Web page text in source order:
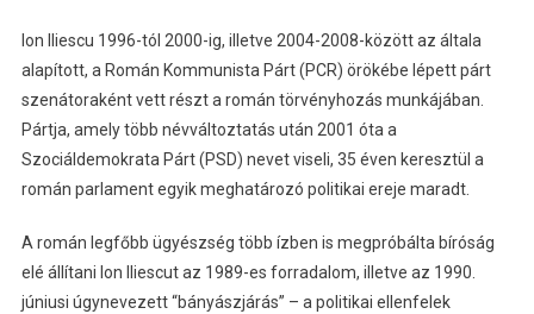
Ion Iliescu 1996-tól 2000-ig, illetve 2004-2008-között az általa
alapított, a Román Kommunista Párt (PCR) örökébe lépett párt
szenátoraként vett részt a román törvényhozás munkájában.
Pártja, amely több névváltoztatás után 2001 óta a
Szociáldemokrata Párt (PSD) nevet viseli, 35 éven keresztül a
román parlament egyik meghatározó politikai ereje maradt.
A román legfőbb ügyészség több ízben is megpróbálta bíróság
elé állítani Ion Iliescut az 1989-es forradalom, illetve az 1990.
júniusi úgynevezett “bányászjárás” – a politikai ellenfelek